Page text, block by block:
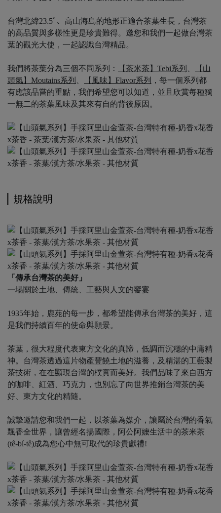
台灣北緯23.5ﾟ、高山海島的地形正適合茶葉生長，台灣茶
的高品質與多樣性更是珍貴難得。邀您和我們一起做台灣茶
葉的觀光大使，一起認識台灣精品。
我們將茶葉分為三個不同系列： 【茶米茶】Tebi系列
【山
頭氣】Moutains系列
【風味】Flavor系列
，每一個系列都
有應該品嘗的重點，我們希望您可以知道，並且欣賞每種獨
一無二的茶葉風味及其來有自的背後原因。
規格說明
「傳承台灣茶的美好」
一場關於土地、傳統、工藝與人文的饗宴
1935年始，鹿苑的每一步，都希望能傳承台灣茶的美好，這
是我們持續百年的使命與願景。
茶葉，很大程度代表東方文化的真諦，低調而沉穩的中庸精
神。台灣茶透過這片物產豐饒土地的滋養，及精湛的工藝製
茶技術，在在顯現台灣的樸實而美好。我們品味了來自西方
的咖啡、紅酒、巧克力，也別忘了向世界推銷台灣茶的美
好、東方文化的精隨。
誠摯邀請您和我們一起，以茶葉為媒介，讓屬於台灣的香氣
飄香全世界，讓曾經名揚國際，阿公阿嬤生活中的茶米茶
(tê-bí-tê)成為您心中無可取代的珍貴獻禮!